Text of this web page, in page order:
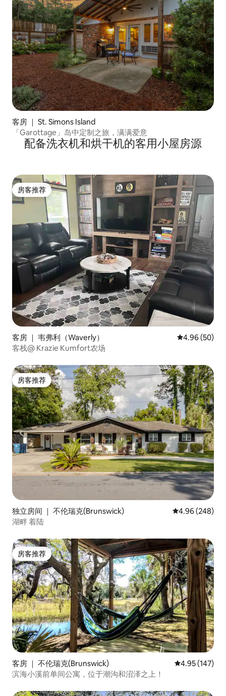
客房 ｜ St. Simons Island
「Garottage」岛中定制之旅，满满爱意
配备洗衣机和烘干机的客用小屋房源
房客推荐
房客推荐
客房 ｜ 韦弗利（Waverly） 平均评分 4.96
4.96 (50)
客栈@ Krazie Kumfort农场
房客推荐
房客推荐
独立房间 ｜ 不伦瑞克(Brunswick) 平均评分 4.96
4.96 (248)
湖畔 着陆
房客推荐
房客推荐
客房 ｜ 不伦瑞克(Brunswick) 平均评分 4.95
4.95 (147)
滨海小溪前单间公寓，位于潮沟和沼泽之上！